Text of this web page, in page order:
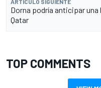
Dorna podría anticipar una
Qatar
TOP COMMENTS